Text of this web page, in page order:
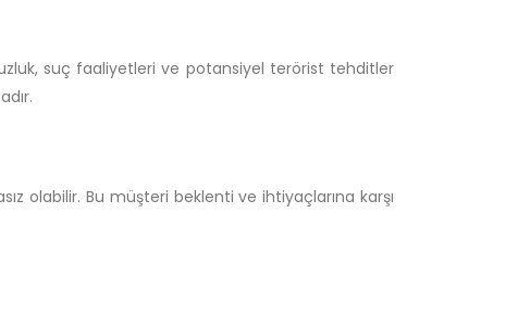
suç faaliyetleri ve potansiyel terörist tehditler
olabilir. Bu müşteri beklenti ve ihtiyaçlarına karşı